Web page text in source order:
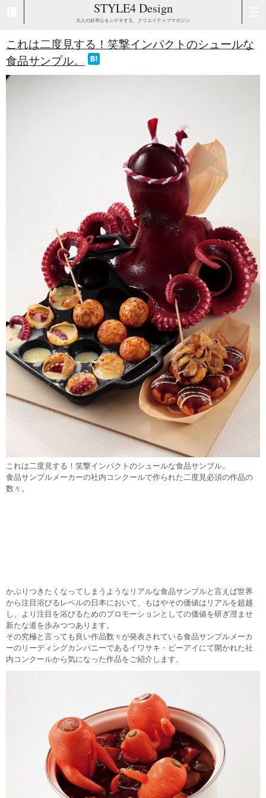
STYLE4 Design
大人の好奇心をシゲキする、クリエイティブマガジン
これは二度見する！笑撃インパクトのシュールな
食品サンプル。
これは二度見する！笑撃インパクトのシュールな食品サンプル。
食品サンプルメーカーの社内コンクールで作られた二度見必須の作品の
数々。
かぶりつきたくなってしまうようなリアルな食品サンプルと言えば世界
から注目浴びるレベルの日本において、もはやその価値はリアルを超越
し、より注目を浴びるためのプロモーションとしての価値を研ぎ澄ませ
新たな道を歩みつつあります。
その究極と言っても良い作品数々が発表されている食品サンプルメーカ
ーのリーディングカンパニーであるイワサキ・ビーアイにて開かれた社
内コンクールから気になった作品をご紹介します。